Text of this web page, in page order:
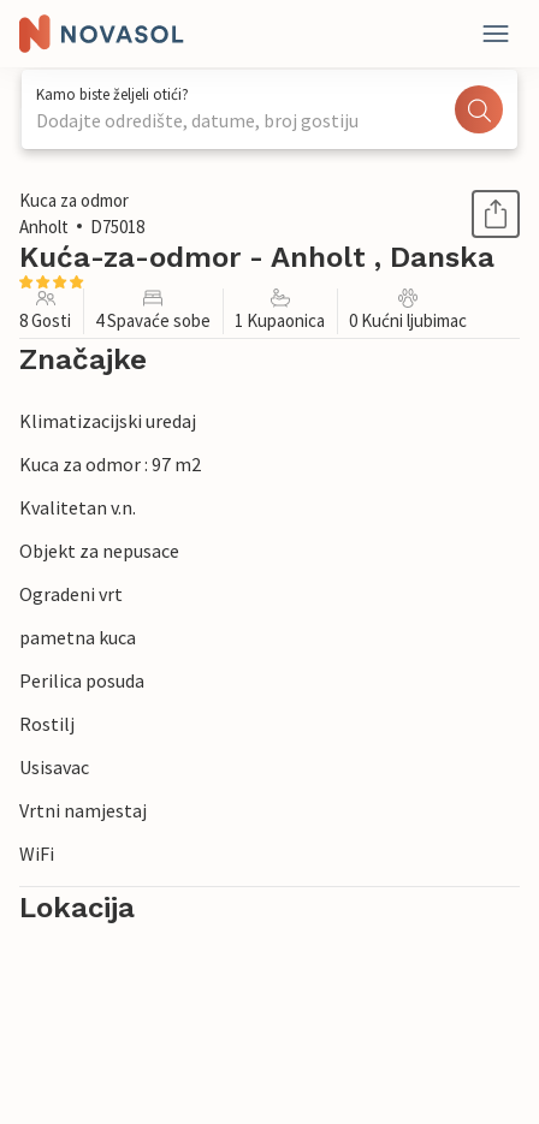
Kamo biste željeli otići?
Dodajte odredište, datume, broj gostiju
1 / 17
Kuca za odmor
Anholt
D75018
Kuća-za-odmor - Anholt , Danska
8 Gosti 4 Spavaće sobe 1 Kupaonica 0 Kućni ljubimac
Značajke
Klimatizacijski uredaj
Kuca za odmor : 97 m2
Kvalitetan v.n.
Objekt za nepusace
Ogradeni vrt
pametna kuca
Perilica posuda
Rostilj
Usisavac
Vrtni namjestaj
WiFi
Lokacija